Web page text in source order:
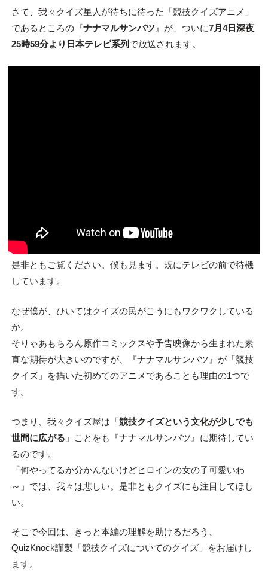
さて、我々クイズ星人が待ちに待った「競技クイズアニメ」
であるところの『ナナマルサンバツ 』が、ついに7月4日深夜
25時59分より日本テレビ系列 で放送されます。
是非ともご覧ください。僕も見ます。既にテレビの前で待機
しています。
なぜ僕が、ひいてはクイズの民がこうにもワクワクしている
か。
そりゃあもちろん原作コミックスや予告映像から生まれた素
直な期待が大きいのですが、『ナナマルサンバツ』が「競技
クイズ」を描いた初めてのアニメであることも理由の1つで
す。
つまり、我々クイズ屋は「競技クイズという文化が少しでも
世間に広がる 」ことをも『ナナマルサンバツ』に期待してい
るのです。
「何やってるか分かんないけどヒロインの女の子可愛いわ
～」では、我々は悲しい。是非ともクイズにも注目してほし
い。
そこで今回は、きっと本編の理解を助けるだろう、
QuizKnock謹製「競技クイズについてのクイズ」をお届けし
ます。